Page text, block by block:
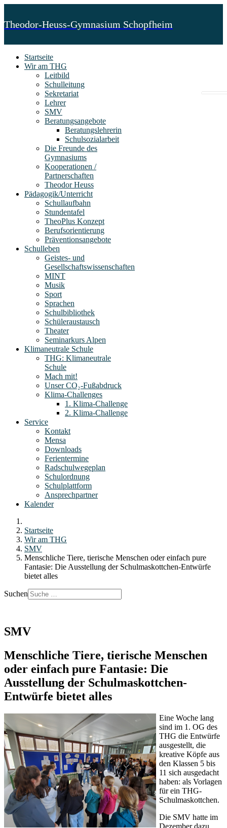
Theodor-Heuss-Gymnasium Schopfheim
Startseite
Wir am THG
Leitbild
Schulleitung
Sekretariat
Lehrer
SMV
Beratungsangebote
Beratungslehrerin
Schulsozialarbeit
Die Freunde des
Gymnasiums
Kooperationen /
Partnerschaften
Theodor Heuss
Pädagogik/Unterricht
Schullaufbahn
Stundentafel
TheoPlus Konzept
Berufsorientierung
Präventionsangebote
Schulleben
Geistes- und
Gesellschaftswissenschaften
MINT
Musik
Sport
Sprachen
Schulbibliothek
Schüleraustausch
Theater
Seminarkurs Alpen
Klimaneutrale Schule
THG: Klimaneutrale
Schule
Mach mit!
Unser CO₂-Fußabdruck
Klima-Challenges
1. Klima-Challenge
2. Klima-Challenge
Service
Kontakt
Mensa
Downloads
Ferientermine
Radschulwegeplan
Schulordnung
Schulplattform
Ansprechpartner
Kalender
Startseite
Wir am THG
SMV
Menschliche Tiere, tierische Menschen oder einfach pure
Fantasie: Die Ausstellung der Schulmaskottchen-Entwürfe
bietet alles
Suchen
SMV
Menschliche Tiere, tierische Menschen
oder einfach pure Fantasie: Die
Ausstellung der Schulmaskottchen-
Entwürfe bietet alles
Eine Woche lang
sind im 1. OG des
THG die Entwürfe
ausgestellt, die
kreative Köpfe aus
den Klassen 5 bis
11 sich ausgedacht
haben: als Vorlagen
für ein THG-
Schulmaskottchen.
Die SMV hatte im
Dezember dazu